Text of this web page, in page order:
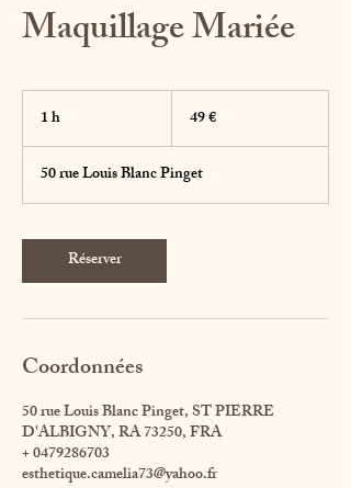
Maquillage Mariée
1 h 49 €
50 rue Louis Blanc Pinget
Réserver
Coordonnées
50 rue Louis Blanc Pinget, ST PIERRE
D'ALBIGNY, RA 73250, FRA
+ 0479286703
esthetique.camelia73@yahoo.fr